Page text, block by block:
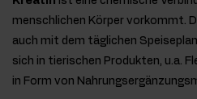
menschlichen Körper vorkommt.
auch mit dem täglichen
sich in tierischen Produkten, u.a.
in Form von